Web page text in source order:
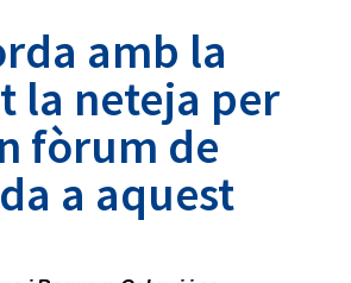
amb la
la neteja per
fòrum de
a aquest